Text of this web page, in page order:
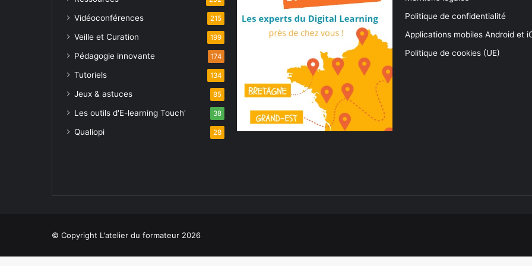
Vidéoconférences 215
Veille et Curation 199
Pédagogie innovante 174
Tutoriels 134
Jeux & astuces 85
Les outils d'E-learning Touch' 38
Qualiopi 28
Politique de confidentialité
Applications mobiles Android et
Politique de cookies (UE)
© Copyright L'atelier du formateur 2026